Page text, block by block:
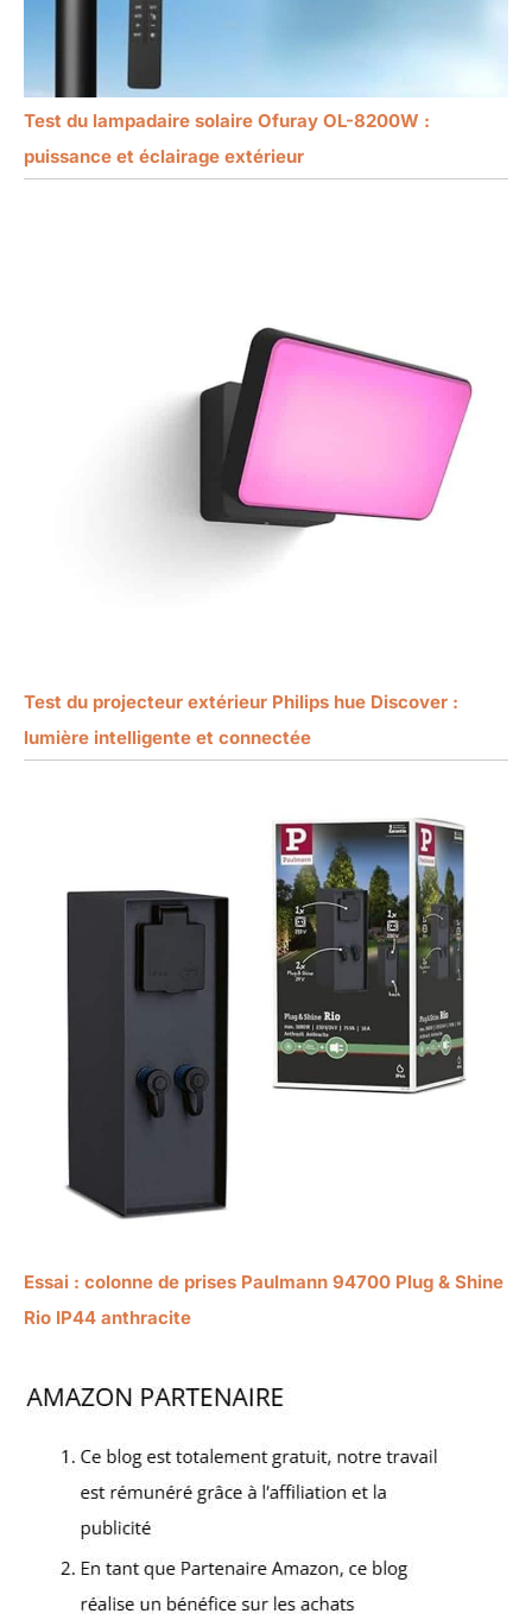
Test du lampadaire solaire Ofuray OL-8200W :
puissance et éclairage extérieur
Test du projecteur extérieur Philips hue Discover :
lumière intelligente et connectée
Essai : colonne de prises Paulmann 94700 Plug & Shine
Rio IP44 anthracite